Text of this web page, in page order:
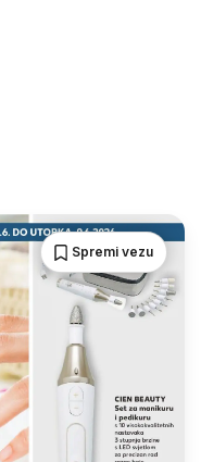
Spremi vezu